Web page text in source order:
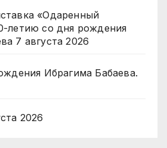
«Одаренный
летию со дня рождения
7 августа 2026
Ибрагима Бабаева.
2026